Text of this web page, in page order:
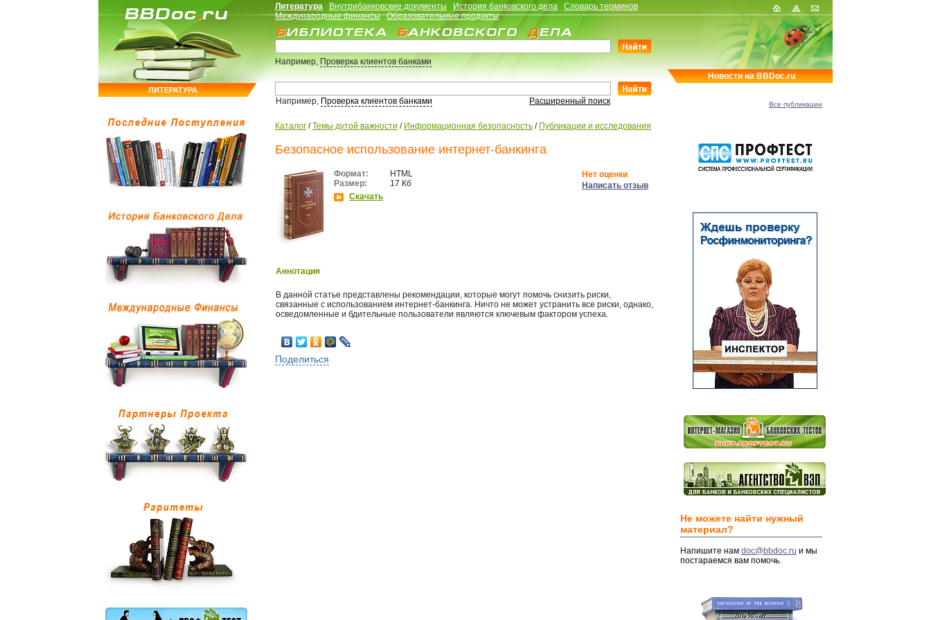
ЛИТЕРАТУРА
Литература Внутрибанковские документы История банковского дела
Словарь терминов
Международные финансы
Образовательные продукты
Например,Проверка клиентов банками
Например, Проверка клиентов банками Расширенный поиск
Каталог /Темы дутой важности / Информационная безопасность / Публикации и исследования
Безопасное использование интернет-банкинга
Формат:
HTML
Размер:
17 Кб
Скачать
Нет оценки
Написать отзыв
Аннотация
В данной статье представлены рекомендации, которые могут помочь снизить риски,
связанные с использованием интернет-банкинга. Ничто не может устранить все риски, однако,
осведомленные и бдительные пользователи являются ключевым фактором успеха.
Поделиться
Новости на BBDoc.ru
Все публикации
Не можете найти нужный
материал?
Напишите нам doc@bbdoc.ru и мы
постараемся вам помочь.